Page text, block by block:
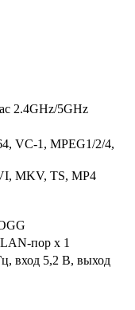
2.4GHz/5GHz
VC-1, MPEG1/2/4,
MKV, TS, MP4
пор x 1
вход 5,2 В, выход